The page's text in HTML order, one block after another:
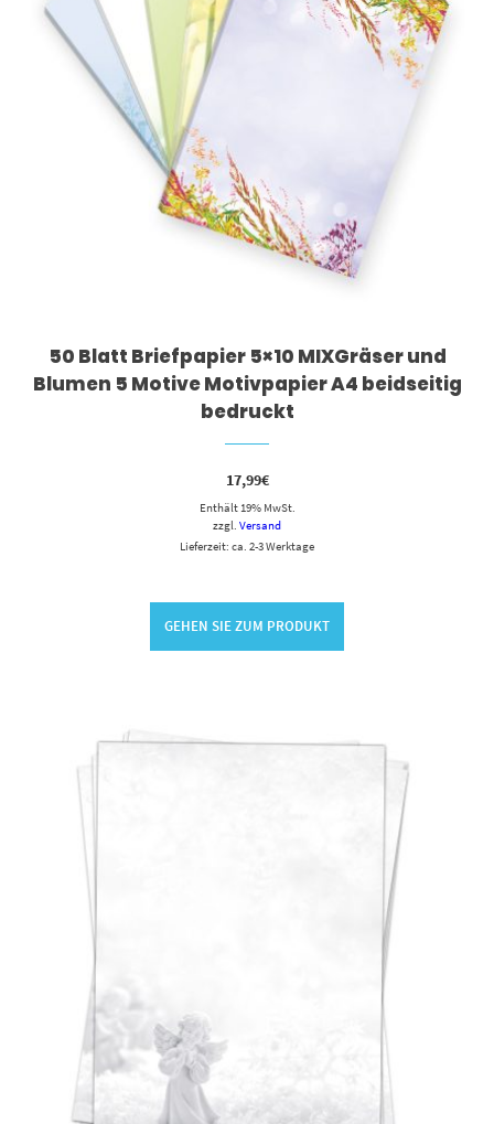
50 Blatt Briefpapier 5×10 MIXGräser und
Blumen 5 Motive Motivpapier A4 beidseitig
bedruckt
17,99€
Enthält 19% MwSt.
zzgl. Versand
Lieferzeit: ca. 2-3 Werktage
GEHEN SIE ZUM PRODUKT